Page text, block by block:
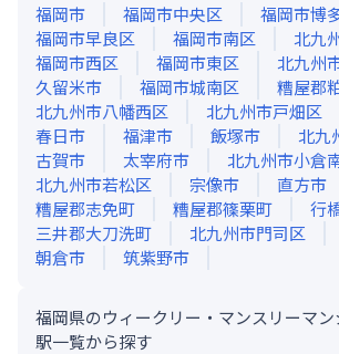
福岡市
福岡市中央区
福岡市博
福岡市早良区
福岡市南区
北九
福岡市西区
福岡市東区
北九州
久留米市
福岡市城南区
糟屋郡
北九州市八幡西区
北九州市戸畑区
春日市
福津市 飯塚市
北九
古賀市
太宰府市
北九州市小倉
北九州市若松区
宗像市
直方市
糟屋郡志免町
糟屋郡篠栗町
行
三井郡大刀洗町
北九州市門司区
朝倉市
筑紫野市
福岡県のウィークリー・マンスリーマン
駅一覧から探す